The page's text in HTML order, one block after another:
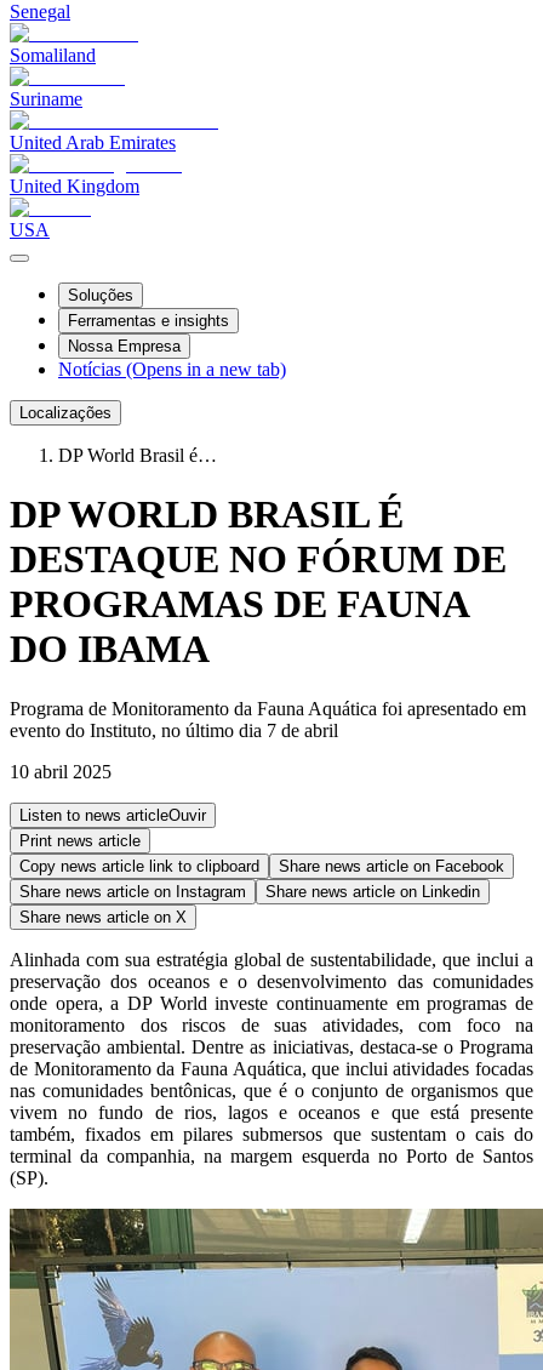
Senegal
Somaliland
Suriname
United Arab Emirates
United Kingdom
USA
Soluções
Ferramentas e insights
Nossa Empresa
Notícias (Opens in a new tab)
Localizações
DP World Brasil é…
DP WORLD BRASIL É
DESTAQUE NO FÓRUM DE
PROGRAMAS DE FAUNA
DO IBAMA
Programa de Monitoramento da Fauna Aquática foi apresentado em
evento do Instituto, no último dia 7 de abril
10 abril 2025
Listen to news articleOuvir
Print news article
Copy news article link to clipboard
Share news article on Facebook
Share news article on Instagram Share news article on
Linkedin
Share news article on X
Alinhada com sua estratégia global de sustentabilidade, que inclui a
preservação dos oceanos e o desenvolvimento das comunidades
onde opera, a DP World investe continuamente em programas de
monitoramento dos riscos de suas atividades, com foco na
preservação ambiental. Dentre as iniciativas, destaca-se o Programa
de Monitoramento da Fauna Aquática, que inclui atividades focadas
nas comunidades bentônicas, que é o conjunto de organismos que
vivem no fundo de rios, lagos e oceanos e que está presente
também, fixados em pilares submersos que sustentam o cais do
terminal da companhia, na margem esquerda no Porto de Santos
(SP).